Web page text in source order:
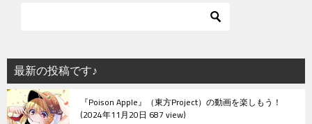
最新の投稿です♪
『Poison Apple』（東方Project）の動画を楽しもう！
2024年11月20日 687 view